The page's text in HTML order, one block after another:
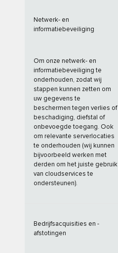
Netwerk- en
informatiebeveiliging
Om onze netwerk- en
informatiebeveiliging te
onderhouden, zodat wij
stappen kunnen zetten om
uw gegevens te
beschermen tegen verlies of
beschadiging, diefstal of
onbevoegde toegang. Ook
om relevante serverlocaties
te onderhouden (wij kunnen
bijvoorbeeld werken met
derden om het juiste gebruik
van cloudservices te
ondersteunen).
Bedrijfsacquisities en -
afstotingen